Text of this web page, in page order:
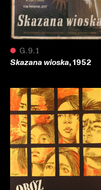
● G.9.1
Skazana wioska, 1952